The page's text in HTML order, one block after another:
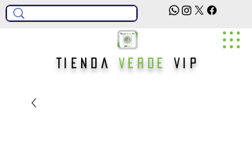
TiendaVerde Vip